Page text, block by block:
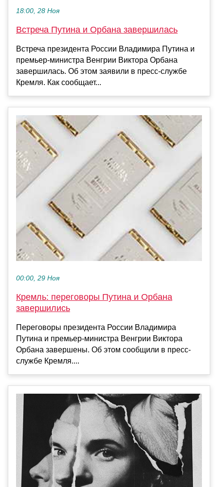
18:00, 28 Ноя
Встреча Путина и Орбана завершилась
Встреча президента России Владимира Путина и
премьер-министра Венгрии Виктора Орбана
завершилась. Об этом заявили в пресс-службе
Кремля. Как сообщает...
00:00, 29 Ноя
Кремль: переговоры Путина и Орбана
завершились
Переговоры президента России Владимира
Путина и премьер-министра Венгрии Виктора
Орбана завершены. Об этом сообщили в пресс-
службе Кремля....